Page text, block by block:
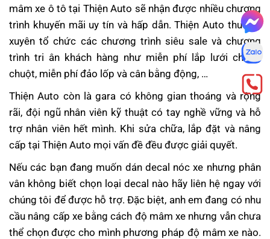
mâm xe ô tô tại Thiện Auto sẽ nhận được nhiều chương
trình khuyến mãi uy tín và hấp dẫn. Thiện Auto thường
xuyên tổ chức các chương trình siêu sale và chương
trình tri ân khách hàng như miễn phí lắp lưới chống
chuột, miễn phí đảo lốp và cân bằng động, …
Thiện Auto còn là gara có không gian thoáng và rộng
rãi, đội ngũ nhân viên kỹ thuật có tay nghề vững và hỗ
trợ nhân viên hết mình. Khi sửa chữa, lắp đặt và nâng
cấp tại Thiện Auto mọi vấn đề đều được giải quyết.
Nếu các bạn đang muốn dán decal nóc xe nhưng phân
vân không biết chọn loại decal nào hãy liên hệ ngay với
chúng tôi để được hỗ trợ. Đặc biệt, anh em đang có nhu
cầu nâng cấp xe bằng cách độ mâm xe nhưng vẫn chưa
thể chọn được cho mình phương pháp độ mâm xe nào.